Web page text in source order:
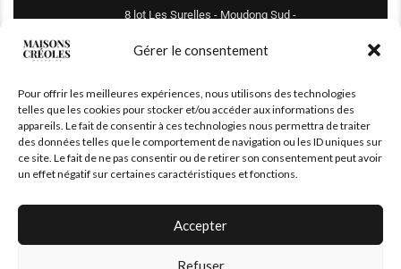
Gérer le consentement
Pour offrir les meilleures expériences, nous utilisons des technologies
telles que les cookies pour stocker et/ou accéder aux informations des
appareils. Le fait de consentir à ces technologies nous permettra de traiter
des données telles que le comportement de navigation ou les ID uniques sur
ce site. Le fait de ne pas consentir ou de retirer son consentement peut avoir
un effet négatif sur certaines caractéristiques et fonctions.
Accepter
Refuser
8 lot Les Surelles - Moudong Sud -
maisonscreoles.immo@gmail.com